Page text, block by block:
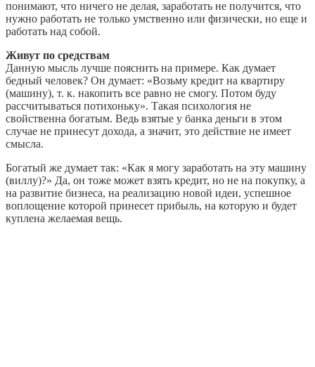
понимают, что ничего не делая, заработать не получится, что
нужно работать не только умственно или физически, но еще и
работать над собой.
Живут по средствам
Данную мысль лучше пояснить на примере. Как думает
бедный человек? Он думает: «Возьму кредит на квартиру
(машину), т. к. накопить все равно не смогу. Потом буду
рассчитываться потихоньку». Такая психология не
свойственна богатым. Ведь взятые у банка деньги в этом
случае не принесут дохода, а значит, это действие не имеет
смысла.
Богатый же думает так: «Как я могу заработать на эту машину
(виллу)?» Да, он тоже может взять кредит, но не на покупку, а
на развитие бизнеса, на реализацию новой идеи, успешное
воплощение которой принесет прибыль, на которую и будет
куплена желаемая вещь.